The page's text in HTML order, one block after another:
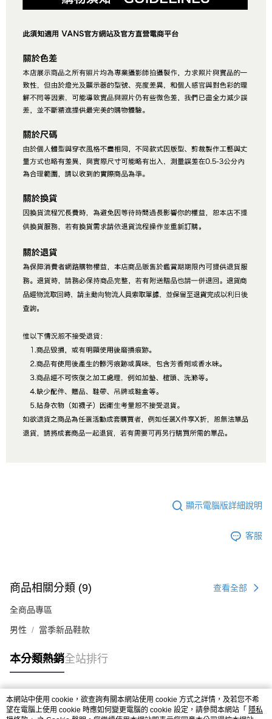
顯示電腦版詳細說明
客服
商品相關分類 (9) 查看全部
全商品專區
男性 當季新品鞋款
本分類熱銷全站排行
熱門標籤
本網站中使用 cookie，欲查詢有關本網站使用 cookie 方式之詳情，及若您不希
望在電腦上使用 cookie 時應如何變更電腦的 cookie 設定，請參閱本網站「 隱私